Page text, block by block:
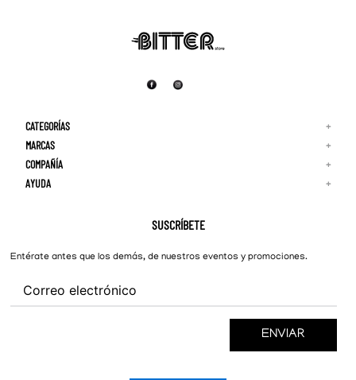
CATEGORÍAS +
MARCAS +
Adidas
Reebok
COMPAÑÍA +
Quiénes Somos
AYUDA +
SUSCRÍBETE
Entérate antes que los demás, de nuestros eventos y promociones.
ENVIAR